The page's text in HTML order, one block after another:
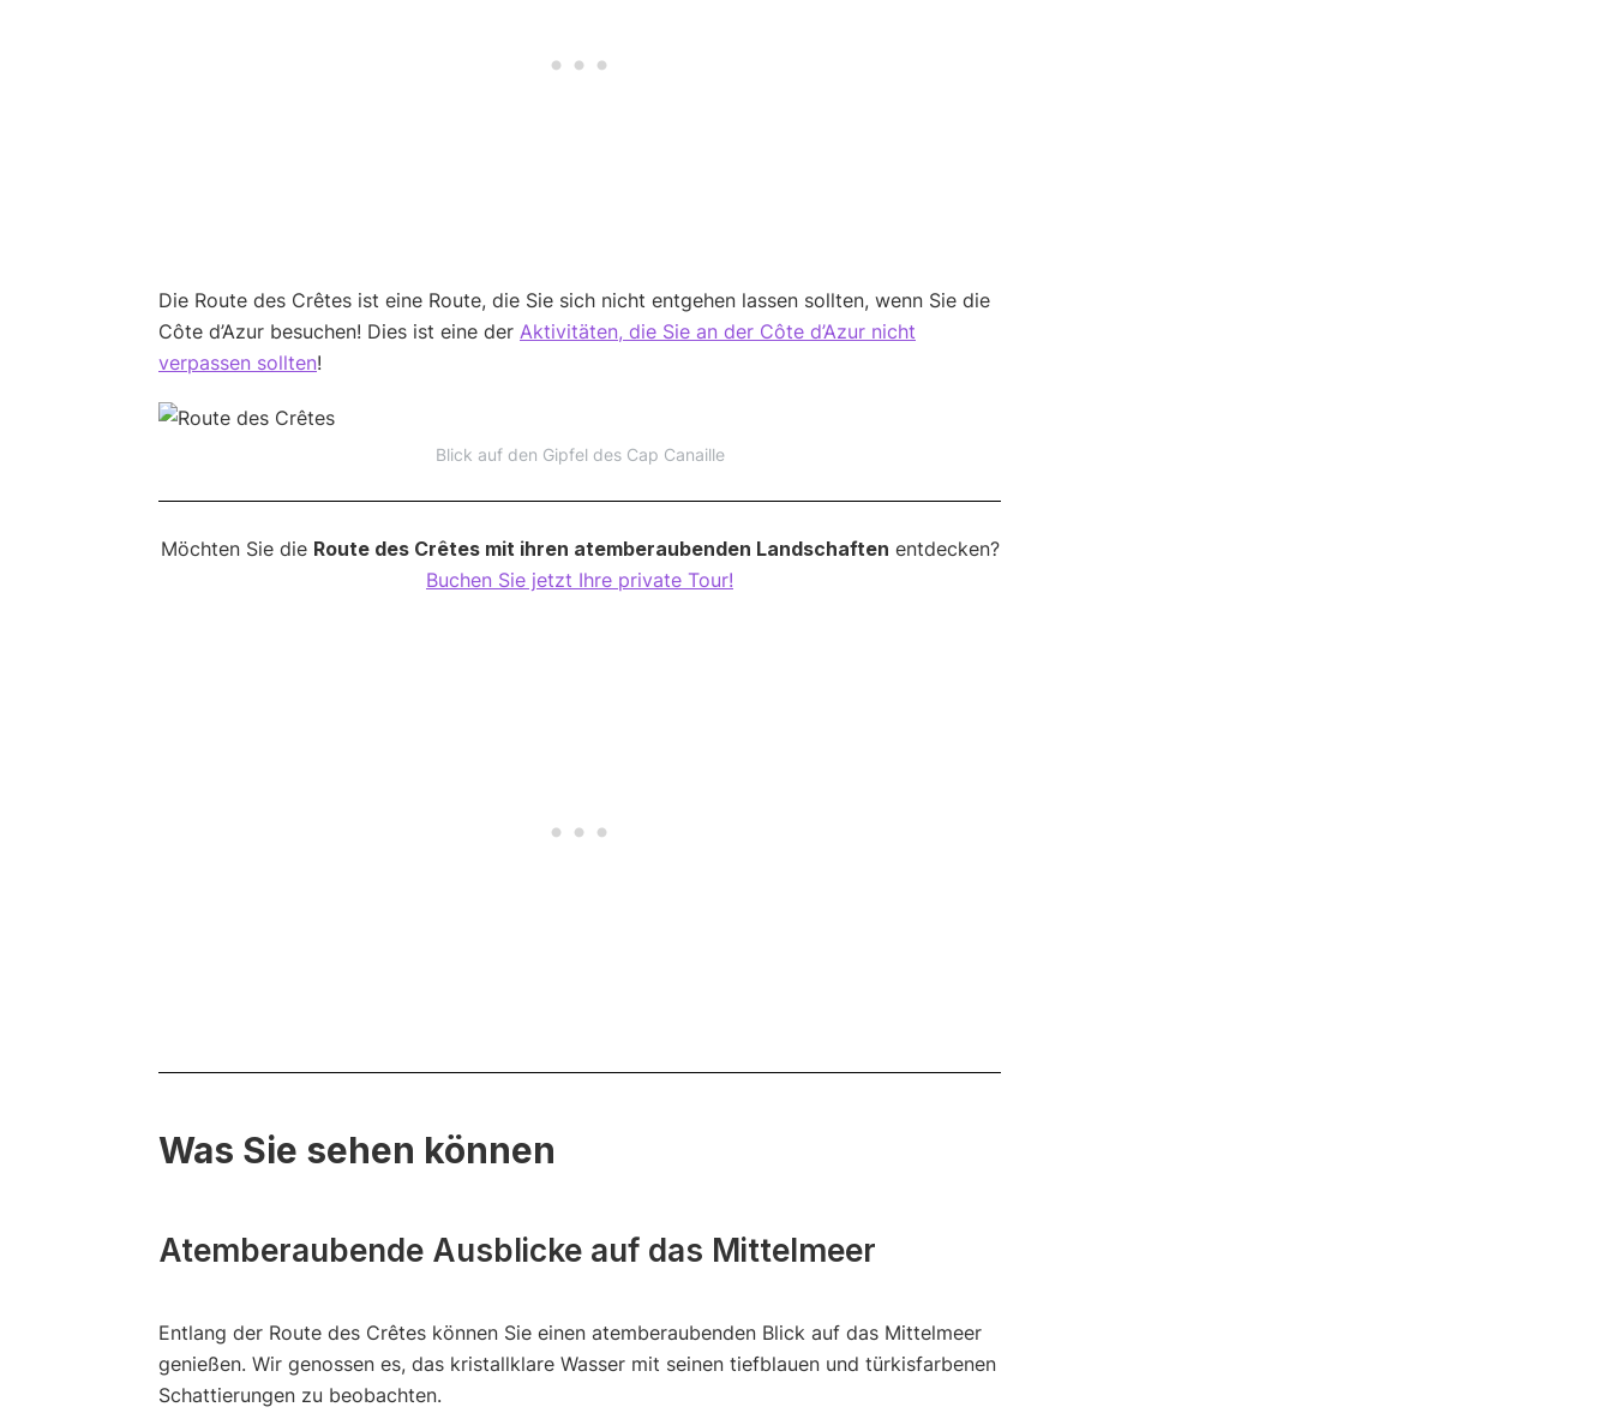
Die Route des Crêtes ist eine Route, die Sie sich nicht entgehen lassen sollten, wenn Sie die
Côte d’Azur besuchen! Dies ist eine der Aktivitäten, die Sie an der Côte d’Azur nicht
verpassen sollten!
Blick auf den Gipfel des Cap Canaille
Möchten Sie die Route des Crêtes mit ihren atemberaubenden Landschaften entdecken?
Buchen Sie jetzt Ihre private Tour!
Was Sie sehen können
Atemberaubende Ausblicke auf das Mittelmeer
Entlang der Route des Crêtes können Sie einen atemberaubenden Blick auf das Mittelmeer
genießen. Wir genossen es, das kristallklare Wasser mit seinen tiefblauen und türkisfarbenen
Schattierungen zu beobachten.